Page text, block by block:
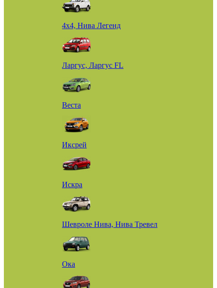
4х4, Нива Легенд
Ларгус, Ларгус FL
Веста
Иксрей
Искра
Шевроле Нива, Нива Тревел
Ока